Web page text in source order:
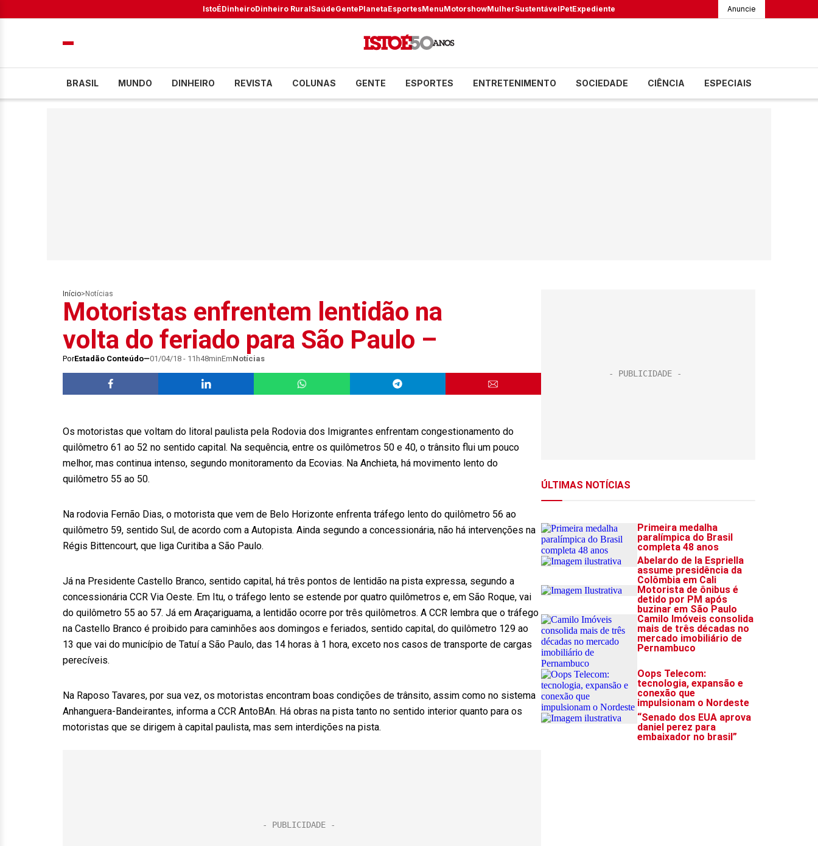
IstoÉDinheiroDinheiro RuralSaúdeGentePlanetaEsportesMenuMotorshowMulherSustentávelPetExpediente Anuncie
BRASIL MUNDO DINHEIRO REVISTA COLUNAS GENTE ESPORTES ENTRETENIMENTO SOCIEDADE CIÊNCIA ESPECIAIS
Início> Notícias
Motoristas enfrentem lentidão na
volta do feriado para São Paulo –
PorEstadão Conteúdo 01/04/18 - 11h48minEmNotícias
Os motoristas que voltam do litoral paulista pela Rodovia dos Imigrantes enfrentam congestionamento do
quilômetro 61 ao 52 no sentido capital. Na sequência, entre os quilômetros 50 e 40, o trânsito flui um pouco
melhor, mas continua intenso, segundo monitoramento da Ecovias. Na Anchieta, há movimento lento do
quilômetro 55 ao 50.
Na rodovia Fernão Dias, o motorista que vem de Belo Horizonte enfrenta tráfego lento do quilômetro 56 ao
quilômetro 59, sentido Sul, de acordo com a Autopista. Ainda segundo a concessionária, não há intervenções na
Régis Bittencourt, que liga Curitiba a São Paulo.
Já na Presidente Castello Branco, sentido capital, há três pontos de lentidão na pista expressa, segundo a
concessionária CCR Via Oeste. Em Itu, o tráfego lento se estende por quatro quilômetros e, em São Roque, vai
do quilômetro 55 ao 57. Já em Araçariguama, a lentidão ocorre por três quilômetros. A CCR lembra que o tráfego
na Castello Branco é proibido para caminhões aos domingos e feriados, sentido capital, do quilômetro 129 ao
13 que vai do município de Tatuí a São Paulo, das 14 horas à 1 hora, exceto nos casos de transporte de cargas
perecíveis.
Na Raposo Tavares, por sua vez, os motoristas encontram boas condições de trânsito, assim como no sistema
Anhanguera-Bandeirantes, informa a CCR AntoBAn. Há obras na pista tanto no sentido interior quanto para os
motoristas que se dirigem à capital paulista, mas sem interdições na pista.